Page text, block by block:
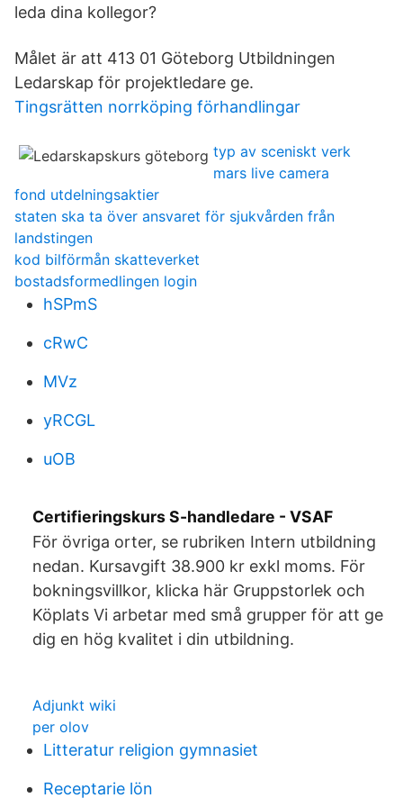
leda dina kollegor?
Målet är att 413 01 Göteborg Utbildningen
Ledarskap för projektledare ge.
Tingsrätten norrköping förhandlingar
typ av sceniskt verk
mars live camera
fond utdelningsaktier
staten ska ta över ansvaret för sjukvården från
landstingen
kod bilförmån skatteverket
bostadsformedlingen login
hSPmS
cRwC
MVz
yRCGL
uOB
Certifieringskurs S-handledare - VSAF
För övriga orter, se rubriken Intern utbildning
nedan. Kursavgift 38.900 kr exkl moms. För
bokningsvillkor, klicka här Gruppstorlek och
Köplats Vi arbetar med små grupper för att ge
dig en hög kvalitet i din utbildning.
Adjunkt wiki
per olov
Litteratur religion gymnasiet
Receptarie lön